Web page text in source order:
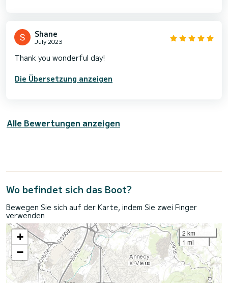
Shane
July 2023
Thank you wonderful day!
Die Übersetzung anzeigen
Alle Bewertungen anzeigen
Wo befindet sich das Boot?
Bewegen Sie sich auf der Karte, indem Sie zwei Finger
verwenden
+
−
2 km
1 mi